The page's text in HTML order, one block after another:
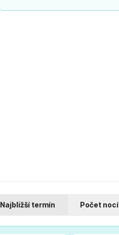
Najbližší termín Počet nocí